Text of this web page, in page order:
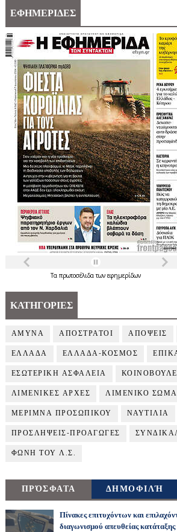
ΕΦΗΜΕΡΙΔΕΣ
Τα πρωτοσέλιδατων εφημερίδων
ΚΑΤΗΓΟΡΙΕΣ
ΑΜΥΝΑ ΑΠΟΣΤΡΑΤΟΙ ΑΠΟΨΕΙΣ
ΕΛΛΑΔΑ ΕΛΛΑΔΑ-ΚΟΣΜΟΣ
ΕΣΩΤΕΡΙΚΗ ΑΣΦΑΛΕΙΑ
ΛΙΜΕΝΙΚΕΣ ΑΡΧΕΣ ΛΙΜΕΝΙΚΟ ΣΩΜΑ
ΜΕΡΙΜΝΑ ΠΡΟΣΩΠΙΚΟΥ ΝΑΥΤΙΛΙΑ
ΠΡΟΣΛΗΨΕΙΣ-ΠΡΟΑΓΩΓΕΣ
ΦΩΝΗ ΤΟΥ Λ.Σ.
ΠΡΌΣΦΑΤΑ ΔΗΜΟΦΙΛΉ
Πίνακες επιτυχόντων και
διαγωνισμού απευθείας